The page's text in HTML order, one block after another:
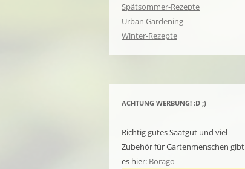
Spätsommer-Rezepte
Urban Gardening
Winter-Rezepte
ACHTUNG WERBUNG! :D ;)
Richtig gutes Saatgut und viel
Zubehör für Gartenmenschen gibt
es hier: Borago